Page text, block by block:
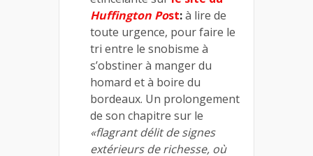
Huffington Post:à lire de
toute urgence, pour faire le
tri entre le snobisme à
s’obstiner à manger du
homard et à boire du
bordeaux. Un prolongement
de son chapitre sur le
«flagrant délit de signes
extérieurs de richesse, où